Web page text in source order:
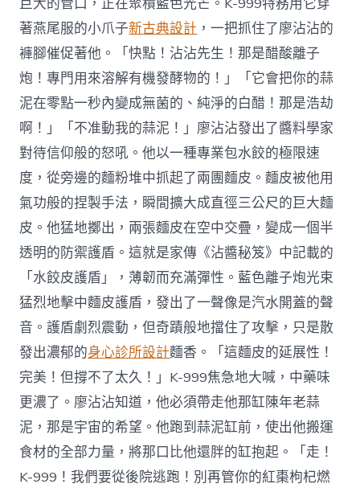
著燕尾服的小爪子新古典設計 ，一把抓住了廖沾沾的
褲腳催促著他。「快點！沾沾先生！那是醋酸離子
炮！專門用來溶解有機發酵物的！」「它會把你的蒜
泥在零點一秒內變成無菌的、純淨的白醋！那是浩劫
啊！」「不准動我的蒜泥！」廖沾沾發出了醬料學家
對待信仰般的怒吼。他以一種專業包水餃的極限速
度，從旁邊的麵粉堆中抓起了兩團麵皮。麵皮被他用
氣功般的捏製手法，瞬間擴大成直徑三公尺的巨大麵
皮。他猛地擲出，兩張麵皮在空中交疊，變成一個半
透明的防禦護盾。這就是家傳《沾醬秘笈》中記載的
「水餃皮護盾」，薄韌而充滿彈性。藍色離子炮光束
猛烈地擊中麵皮護盾，發出了一聲像是汽水開蓋的聲
音。護盾劇烈震動，但奇蹟般地擋住了攻擊，只是散
發出濃郁的身心診所設計麵香。「這麵皮的延展性！
完美！但撐不了太久！」K-999焦急地大喊，中藥味
更濃了。廖沾沾知道，他必須帶走他那缸陳年老蒜
泥，那是宇宙的希望。他跑到蒜泥缸前，使出他搬運
食材的全部力量，將那口比他還胖的缸抱起。「走！
K-999！我們要從後院逃跑！別再管你的紅棗枸杞燃